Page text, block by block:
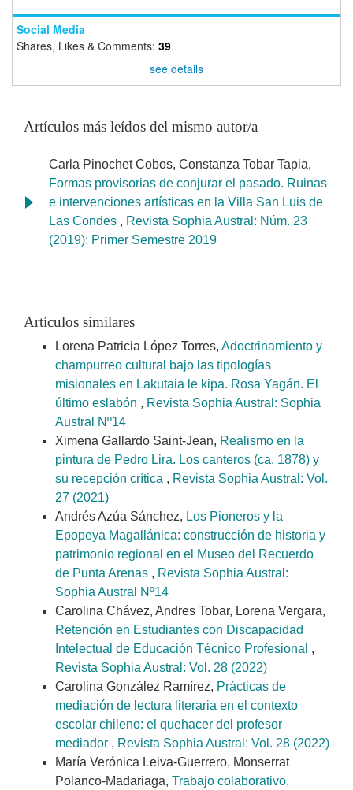
Social Media
Shares, Likes & Comments: 39
see details
Artículos más leídos del mismo autor/a
Carla Pinochet Cobos, Constanza Tobar Tapia,
Formas provisorias de conjurar el pasado. Ruinas
e intervenciones artísticas en la Villa San Luis de
Las Condes , Revista Sophia Austral: Núm. 23
(2019): Primer Semestre 2019
Artículos similares
Lorena Patricia López Torres, Adoctrinamiento y
champurreo cultural bajo las tipologías
misionales en Lakutaia le kipa. Rosa Yagán. El
último eslabón , Revista Sophia Austral: Sophia
Austral Nº14
Ximena Gallardo Saint-Jean, Realismo en la
pintura de Pedro Lira. Los canteros (ca. 1878) y
su recepción crítica , Revista Sophia Austral: Vol.
27 (2021)
Andrés Azúa Sánchez, Los Pioneros y la
Epopeya Magallánica: construcción de historia y
patrimonio regional en el Museo del Recuerdo
de Punta Arenas , Revista Sophia Austral:
Sophia Austral Nº14
Carolina Chávez, Andres Tobar, Lorena Vergara,
Retención en Estudiantes con Discapacidad
Intelectual de Educación Técnico Profesional ,
Revista Sophia Austral: Vol. 28 (2022)
Carolina González Ramírez, Prácticas de
mediación de lectura literaria en el contexto
escolar chileno: el quehacer del profesor
mediador , Revista Sophia Austral: Vol. 28 (2022)
María Verónica Leiva-Guerrero, Monserrat
Polanco-Madariaga, Trabajo colaborativo,